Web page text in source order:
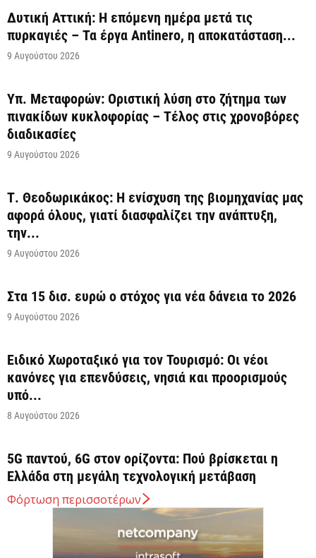
Δυτική Αττική: Η επόμενη ημέρα μετά τις
πυρκαγιές – Τα έργα Antinero, η αποκατάσταση...
9 Αυγούστου 2026
Υπ. Μεταφορών: Οριστική λύση στο ζήτημα των
πινακίδων κυκλοφορίας – Τέλος στις χρονοβόρες
διαδικασίες
9 Αυγούστου 2026
Τ. Θεοδωρικάκος: Η ενίσχυση της βιομηχανίας μας
αφορά όλους, γιατί διασφαλίζει την ανάπτυξη,
την...
9 Αυγούστου 2026
Στα 15 δισ. ευρώ ο στόχος για νέα δάνεια το 2026
9 Αυγούστου 2026
Ειδικό Χωροταξικό για τον Τουρισμό: Οι νέοι
κανόνες για επενδύσεις, νησιά και προορισμούς
υπό...
8 Αυγούστου 2026
5G παντού, 6G στον ορίζοντα: Πού βρίσκεται η
Ελλάδα στη μεγάλη τεχνολογική μετάβαση
8 Αυγούστου 2026
Διευρύνεται η εθνική πρωτοβουλία για τις τιμές
Φόρτωση περισσοτέρων